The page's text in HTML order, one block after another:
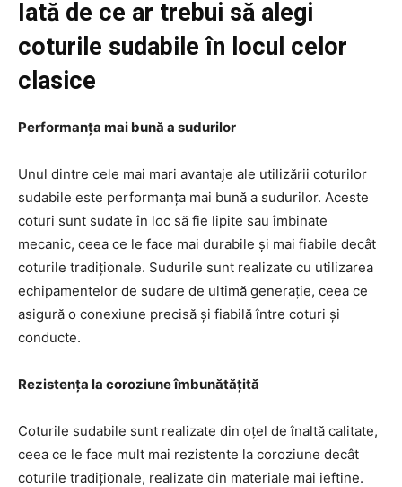
Iată de ce ar trebui să alegi
coturile sudabile în locul celor
clasice
Performanța mai bună a sudurilor
Unul dintre cele mai mari avantaje ale utilizării coturilor
sudabile este performanța mai bună a sudurilor. Aceste
coturi sunt sudate în loc să fie lipite sau îmbinate
mecanic, ceea ce le face mai durabile și mai fiabile decât
coturile tradiționale. Sudurile sunt realizate cu utilizarea
echipamentelor de sudare de ultimă generație, ceea ce
asigură o conexiune precisă și fiabilă între coturi și
conducte.
Rezistența la coroziune îmbunătățită
Coturile sudabile sunt realizate din oțel de înaltă calitate,
ceea ce le face mult mai rezistente la coroziune decât
coturile tradiționale, realizate din materiale mai ieftine.